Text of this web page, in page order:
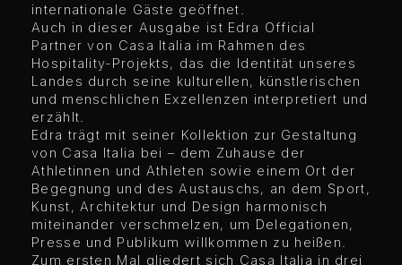
internationale Gäste geöffnet.
Auch in dieser Ausgabe ist Edra Official
Partner von Casa Italia im Rahmen des
Hospitality-Projekts, das die Identität unseres
Landes durch seine kulturellen, künstlerischen
und menschlichen Exzellenzen interpretiert und
erzählt.
Edra trägt mit seiner Kollektion zur Gestaltung
von Casa Italia bei – dem Zuhause der
Athletinnen und Athleten sowie einem Ort der
Begegnung und des Austauschs, an dem Sport,
Kunst, Architektur und Design harmonisch
miteinander verschmelzen, um Delegationen,
Presse und Publikum willkommen zu heißen.
Zum ersten Mal gliedert sich Casa Italia in drei